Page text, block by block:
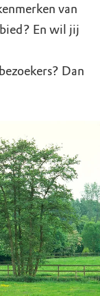
van
En wil jij
Dan